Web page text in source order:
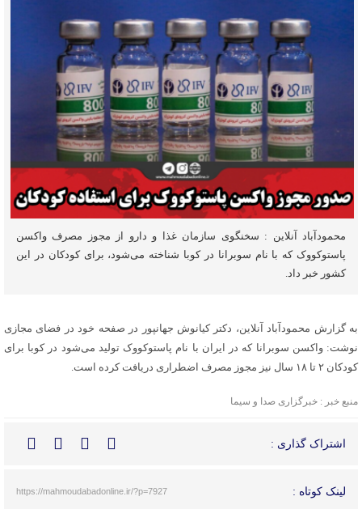
محمودآباد آنلاین : سخنگوی سازمان غذا و دارو از مجوز مصرف واکسن
پاستوکووک که با نام سوبرانا در کوبا شناخته می‌شود، برای کودکان در این
کشور خبر داد.
به گزارش محمودآباد آنلاین، دکتر کیانوش جهانپور در صفحه خود در فضای مجازی
نوشت: واکسن سوبرانا که در ایران با نام پاستوکووک تولید می‌شود در کوبا برای
کودکان ۲ تا ۱۸ سال نیز مجوز مصرف اضطراری دریافت کرده است.
منبع خبر : خبرگزاری صدا و سیما
اشتراک گذاری :
لینک کوتاه : https://mahmoudabadonline.ir/?p=7927